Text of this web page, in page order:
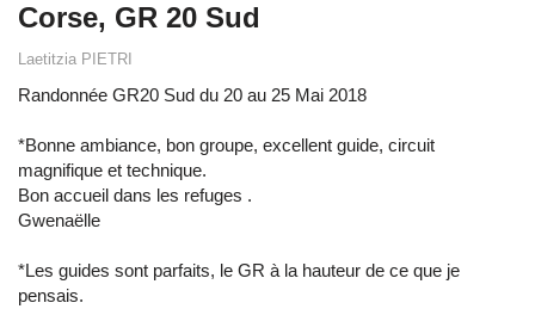
Corse, GR 20 Sud
Laetitzia PIETRI
Randonnée GR20 Sud du 20 au 25 Mai 2018
*Bonne ambiance, bon groupe, excellent guide, circuit
magnifique et technique.
Bon accueil dans les refuges .
Gwenaëlle
*Les guides sont parfaits, le GR à la hauteur de ce que je
pensais.